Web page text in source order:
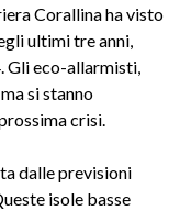
Corallina ha visto
ultimi tre anni,
Gli eco-allarmisti,
si stanno
crisi.
dalle previsioni
isole basse